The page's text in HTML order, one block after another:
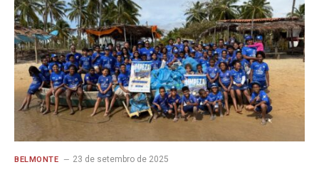
BELMONTE 23 de setembro de 2025